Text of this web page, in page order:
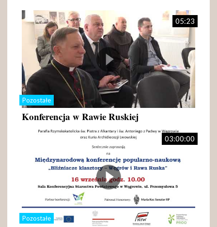
Pozostałe
05:23
Konferencja w Rawie Ruskiej
Pozostałe
03:00:00